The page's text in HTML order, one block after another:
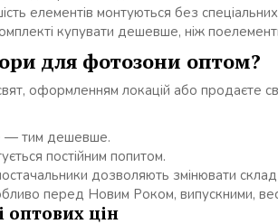
елементів монтуються без спеціальних
купувати дешевше, ніж
для фотозони оптом?
оформленням локацій або продаєте
— тим дешевше.
постійним попитом.
дозволяють змінювати
перед Новим Роком, випускними,
оптових цін